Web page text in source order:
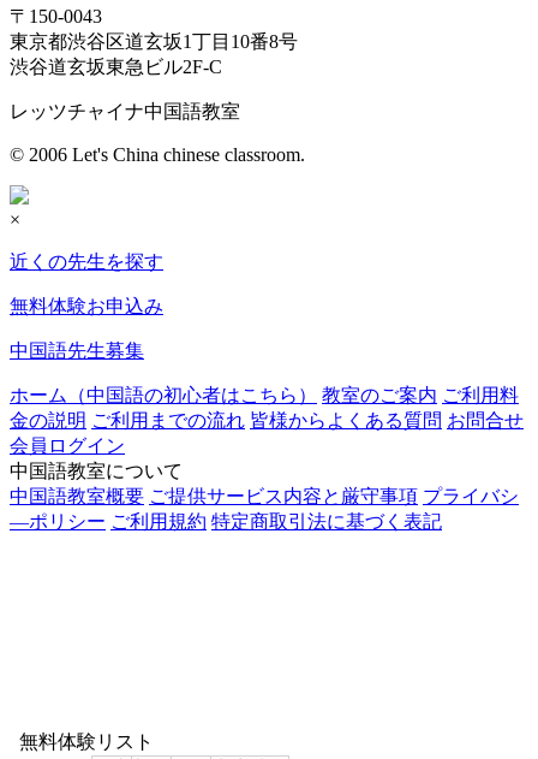
〒150-0043
東京都渋谷区道玄坂1丁目10番8号
渋谷道玄坂東急ビル2F-C
レッツチャイナ中国語教室
© 2006 Let's China chinese classroom.
×
近くの先生を探す
無料体験お申込み
中国語先生募集
ホーム（中国語の初心者はこちら） 教室のご案内 ご利用料
金の説明 ご利用までの流れ 皆様からよくある質問 お問合せ
会員ログイン
中国語教室について
中国語教室概要 ご提供サービス内容と厳守事項 プライバシ
―ポリシー ご利用規約 特定商取引法に基づく表記